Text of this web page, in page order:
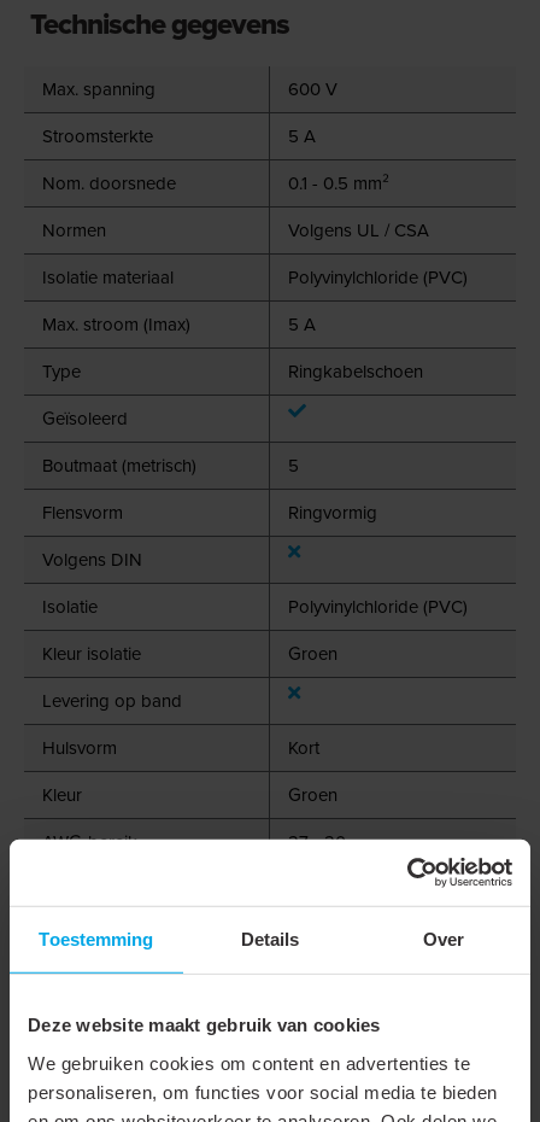
Toestemming Details Over
Deze website maakt gebruik van cookies
We gebruiken cookies om content en advertenties te
personaliseren, om functies voor social media te bieden
Technische gegevens
Max. spanning
600 V
Stroomsterkte
5 A
Nom. doorsnede
0.1 - 0.5 mm²
Normen
Volgens UL / CSA
Isolatie materiaal
Polyvinylchloride (PVC)
Max. stroom (Imax)
5 A
Type
Ringkabelschoen
Geïsoleerd
Boutmaat (metrisch)
5
Flensvorm
Ringvormig
Volgens DIN
Isolatie
Polyvinylchloride (PVC)
Kleur isolatie
Groen
Levering op band
Hulsvorm
Kort
Kleur
Groen
AWG-bereik
27 - 20
Geschikt voor meerdraads
Geschikt voor fijndradige
geleider